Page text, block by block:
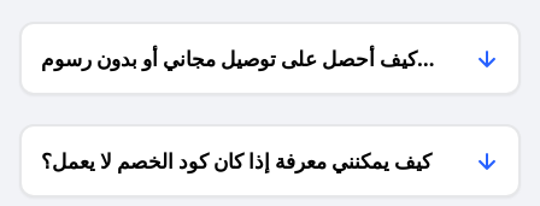
كيف أحصل على توصيل مجاني أو بدون رسوم
الشحن ؟
كيف يمكنني معرفة إذا كان كود الخصم لا يعمل؟